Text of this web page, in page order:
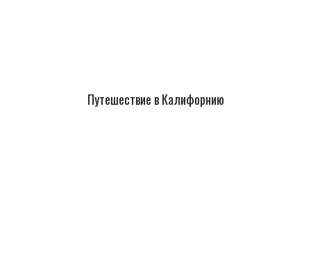
Путешествие в Калифорнию